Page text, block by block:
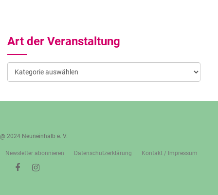
Art der Veranstaltung
Art
der
Veranstaltung
@ 2024 Neuneinhalb e. V.
Newsletter abonnieren Datenschutzerklärung Kontakt / Impressum